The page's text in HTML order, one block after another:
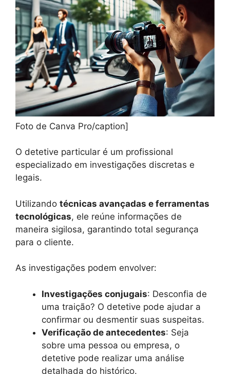
Foto de Canva Pro/caption]
O detetive particular é um profissional
especializado em investigações discretas e
legais.
Utilizando técnicas avançadas e ferramentas
tecnológicas, ele reúne informações de
maneira sigilosa, garantindo total segurança
para o cliente.
As investigações podem envolver:
Investigações conjugais: Desconfia de
uma traição? O detetive pode ajudar a
confirmar ou desmentir suas suspeitas.
Verificação de antecedentes: Seja
sobre uma pessoa ou empresa, o
detetive pode realizar uma análise
detalhada do histórico.